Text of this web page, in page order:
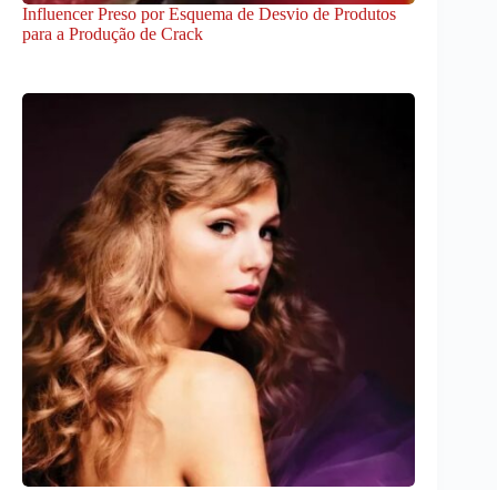
Influencer Preso por Esquema de Desvio de Produtos
para a Produção de Crack